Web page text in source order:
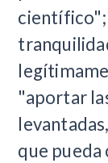
"aportar
que pueda